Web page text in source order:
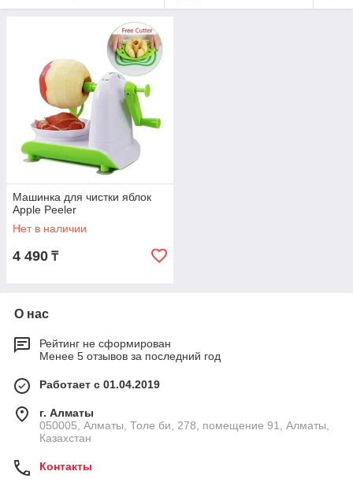
Машинка для чистки яблок
Apple Peeler
Нет в наличии
4 490 ₸
О нас
Рейтинг не сформирован
Менее 5 отзывов за последний год
Работает с 01.04.2019
г. Алматы
050005, Алматы, Толе би, 278, помещение 91, Алматы,
Казахстан
Контакты